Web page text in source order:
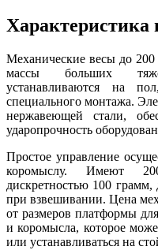
Характеристика
Механические весы до
массы больших
устанавливаются на
специального монтажа.
нержавеющей стали,
ударопрочность
Простое управление
коромыслу. Имеют
дискретностью 100
при взвешивании. Цена
от размеров платформы
и коромысла, которое
или устанавливаться на